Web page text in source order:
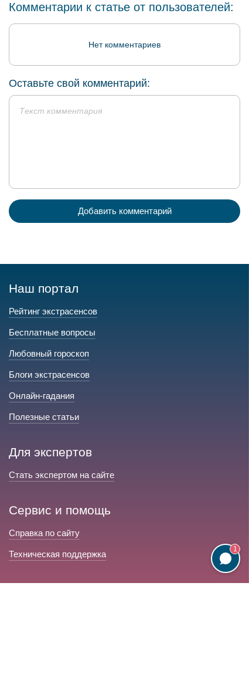
Комментарии к статье от пользователей:
Нет комментариев
Оставьте свой комментарий:
Добавить комментарий
1
Наш портал
Рейтинг экстрасенсов
Бесплатные вопросы
Любовный гороскоп
Блоги экстрасенсов
Онлайн-гадания
Полезные статьи
Для экспертов
Стать экспертом на сайте
Сервис и помощь
Справка по сайту
Техническая поддержка